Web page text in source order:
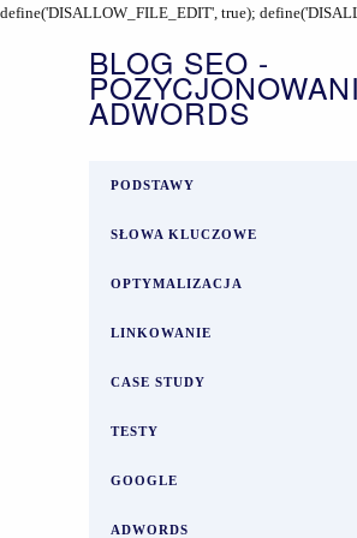
define('DISALLOW_FILE_EDIT', true);
BLOG SEO -
ADWORDS
PODSTAWY
SŁOWA KLUCZOWE
OPTYMALIZACJA
LINKOWANIE
CASE STUDY
TESTY
GOOGLE
ADWORDS